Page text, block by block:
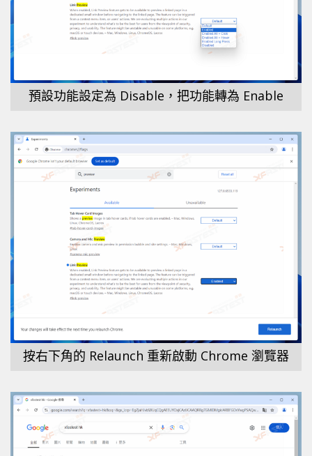
預設功能設定為 Disable，把功能轉為 Enable
按右下角的 Relaunch 重新啟動 Chrome 瀏覽器